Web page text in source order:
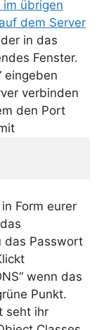
im übrigen
dem Server
in das
Fenster.
eingeben
verbinden
den Port
Form eurer
das Passwort
wenn das
Punkt.
seht ihr